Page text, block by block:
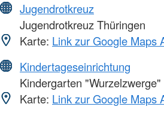
Jugendrotkreuz
Jugendrotkreuz Thüringen
Karte: Link zur Google Maps
Kindertageseinrichtung
Kindergarten "Wurzelzwerge"
Karte: Link zur Google Maps